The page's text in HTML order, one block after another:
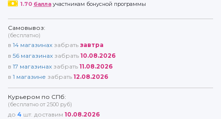
1.70 баллаучастникам бонусной программы
Самовывоз:
(бесплатно)
в 14 магазинах забрать завтра
в 56 магазинах забрать 10.08.2026
в 17 магазинах забрать 11.08.2026
в 1 магазине забрать 12.08.2026
Курьером по СПб:
(бесплатно от 2500 руб)
до 4 шт. доставим 10.08.2026